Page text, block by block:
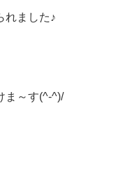
れました♪
ま～す(^-^)/